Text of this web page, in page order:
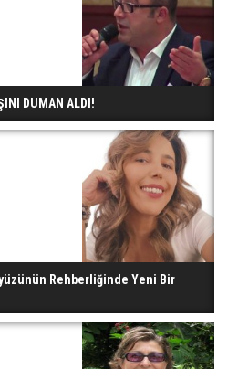
DUMAN ALDI!
Rehberliğinde Yeni Bir